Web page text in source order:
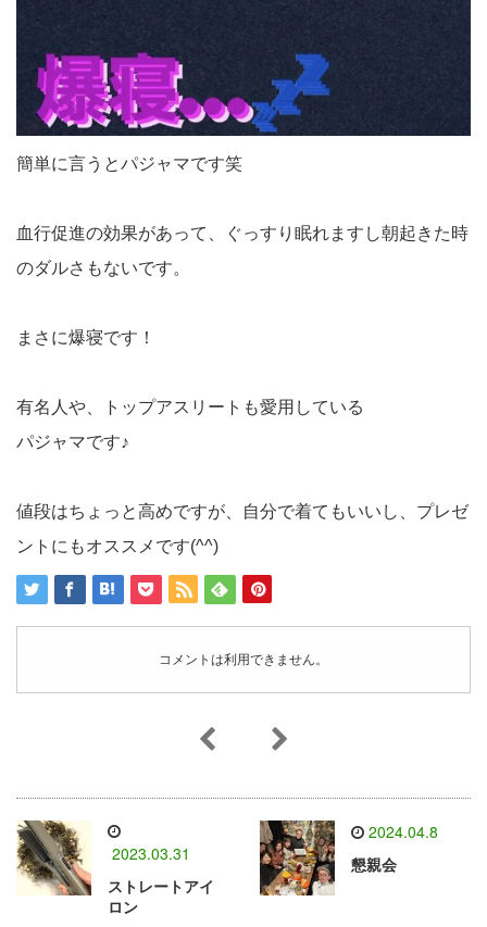
簡単に言うとパジャマです笑
血行促進の効果があって、ぐっすり眠れますし朝起きた時
のダルさもないです。
まさに爆寝です！
有名人や、トップアスリートも愛用している
パジャマです♪
値段はちょっと高めですが、自分で着てもいいし、プレゼ
ントにもオススメです(^^)
コメントは利用できません。
2023.03.31
ストレートアイ
ロン
2024.04.8
懇親会